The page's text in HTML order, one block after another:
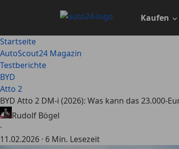
Kaufen
Startseite
AutoScout24 Magazin
Testberichte
BYD
Atto 2
BYD Atto 2 DM-i (2026): Was kann das 23.000-
Rudolf Bögel
·
11.02.2026 · 6 Min. Lesezeit